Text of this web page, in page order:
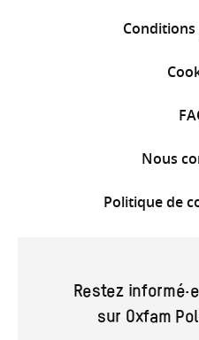
Conditions
Nous
Politique de
Restez
sur Oxfam